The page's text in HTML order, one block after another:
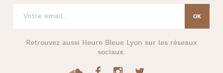
Retrouvez aussi Heure Bleue Lyon sur les réseaux
sociaux.